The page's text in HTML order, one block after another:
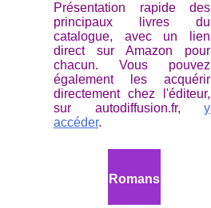
Présentation rapide des
principaux livres du
catalogue, avec un lien
direct sur Amazon pour
chacun. Vous pouvez
également les acquérir
directement chez l'éditeur,
sur autodiffusion.fr, y
accéder.
Romans